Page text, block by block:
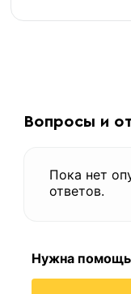
Вопросы и
Пока нет
ответов.
Нужна